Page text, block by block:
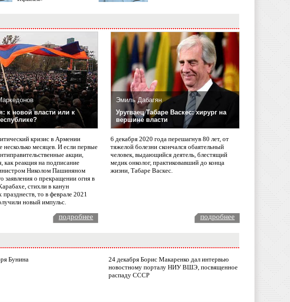
к новой власти или к
кризис в Армении
месяцев. И если первые
акции,
как реакция на подписание
Николом Пашиняном
заявления о прекращении огня в
стихли в канун
празднеств, то в феврале 2021
новый импульс.
Эмиль Дабагян
Уругваец Табаре Васкес: хирург на
вершине власти
6 декабря 2020 года перешагнув 80 лет, от
тяжелой болезни скончался обаятельный
человек, выдающийся деятель, блестящий
медик онколог, практиковавший до конца
жизни, Табаре Васкес.
подробнее подробнее
Бунина
24 декабря Борис Макаренко дал интервью
новостному порталу НИУ ВШЭ, посвященное
распаду СССР